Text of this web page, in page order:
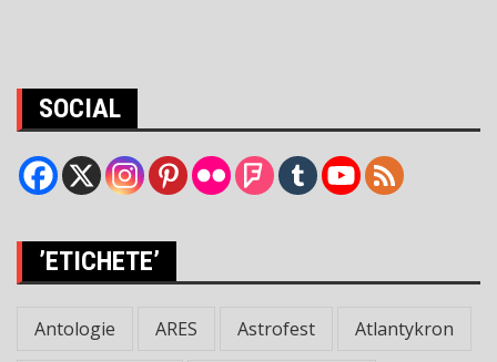
SOCIAL
’ETICHETE’
Antologie ARES Astrofest Atlantykron